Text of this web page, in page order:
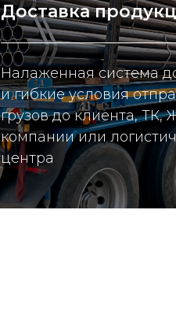
Доставка
Налаженная система
и гибкие условия
грузов до клиента, ТК,
компании или
центра